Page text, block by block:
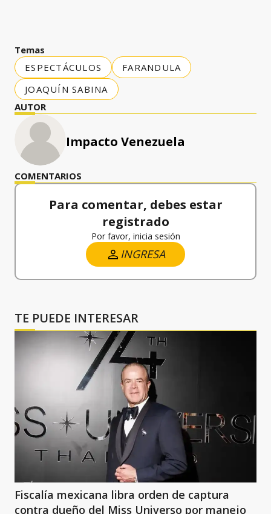
Temas
ESPECTÁCULOS
FARANDULA
JOAQUÍN SABINA
AUTOR
Impacto Venezuela
COMENTARIOS
Para comentar, debes estar
registrado
Por favor, inicia sesión
INGRESA
TE PUEDE INTERESAR
Fiscalía mexicana libra orden de captura
contra dueño del Miss Universo por manejo